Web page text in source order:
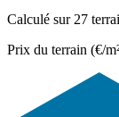
Calculé sur 27
Prix du terrain (€/